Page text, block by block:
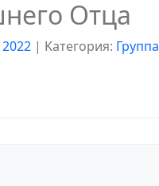
Отца
| Kатегория: Группа